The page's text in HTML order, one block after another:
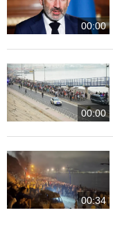
00:00
00:00
00:34